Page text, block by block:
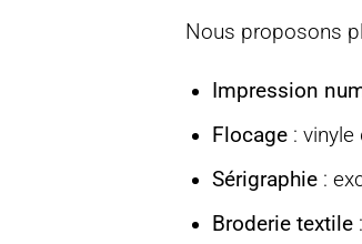
Nous proposons
Impression
Flocage :
Sérigraphie :
Broderie textile